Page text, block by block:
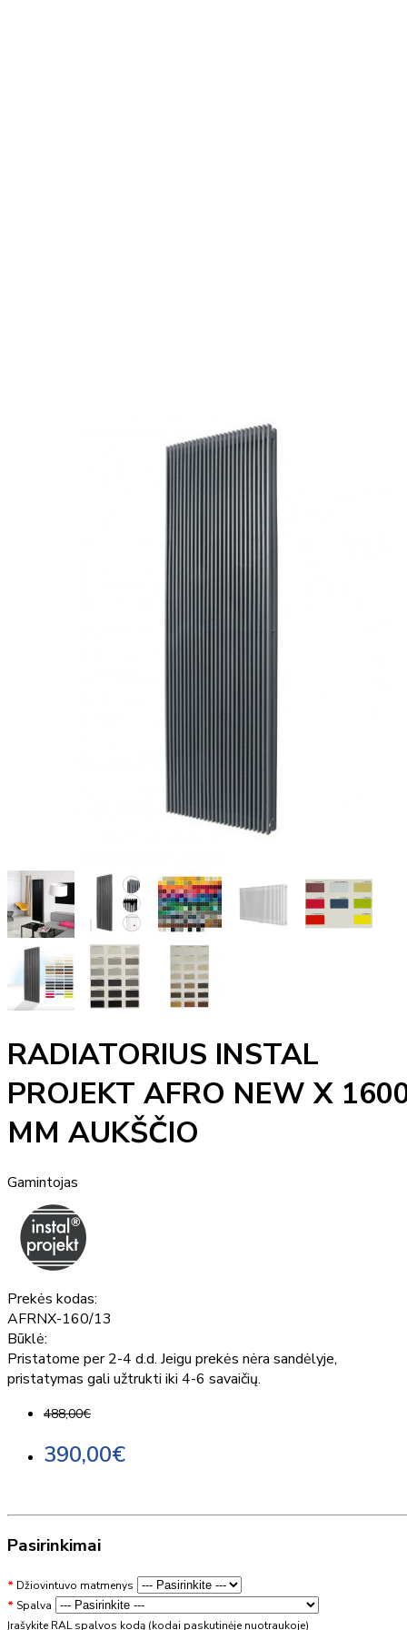
RADIATORIUS INSTAL
PROJEKT AFRO NEW X
MM AUKŠČIO
Gamintojas
Prekės kodas:
AFRNX-160/13
Būklė:
Pristatome per 2-4 d.d. Jeigu prekės nėra sandėlyje,
pristatymas gali užtrukti iki 4-6 savaičių.
488,00€
390,00€
Pasirinkimai
Džiovintuvo matmenys
Spalva
Įrašykite RAL spalvos kodą (kodai paskutinėje nuotraukoje)